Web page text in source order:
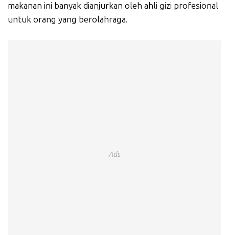
makanan ini banyak dianjurkan oleh ahli gizi profesional
untuk orang yang berolahraga.
Ads